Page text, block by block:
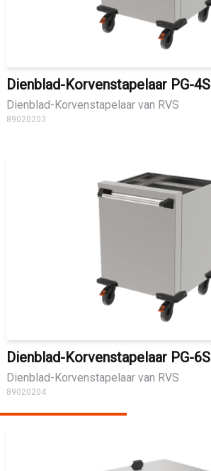
Dienblad-Korvenstapelaar PG-4S
Dienblad-Korvenstapelaar van RVS
89020203
Dienblad-Korvenstapelaar PG-6S
Dienblad-Korvenstapelaar van RVS
89020204